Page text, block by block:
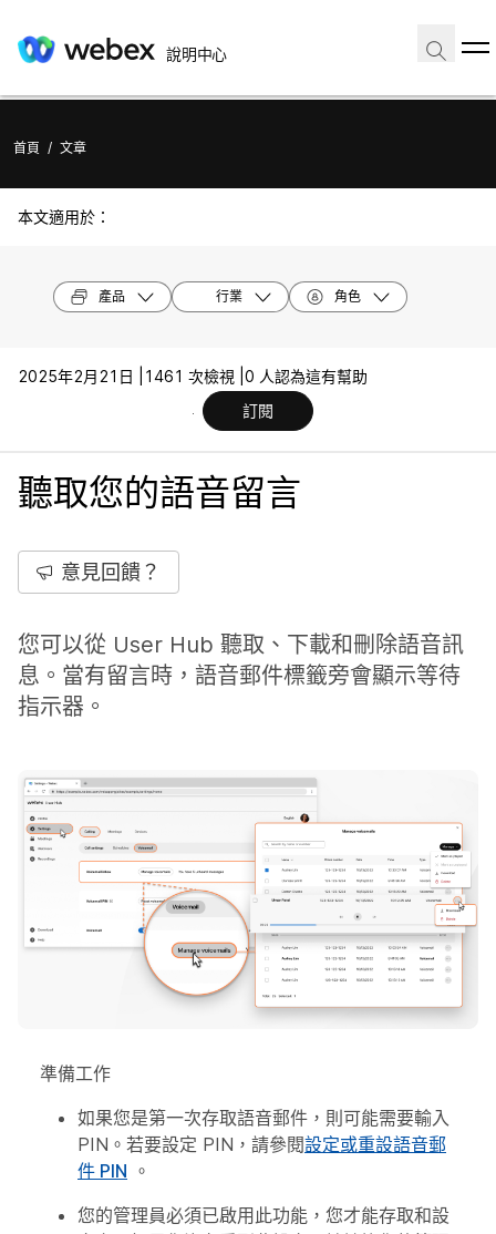
說明中心
首頁 / 文章
本文適用於：
產品 行業 角色
2025年2月21日 | 1461 次檢視 | 0 人認為這有幫助
訂閱
聽取您的語音留言
意見回饋？
您可以從 User Hub 聽取、下載和刪除語音訊
息。當有留言時，語音郵件標籤旁會顯示等待
指示器。
準備工作
如果您是第一次存取語音郵件，則可能需要輸入
PIN。若要設定 PIN，請參閱設定或重設語音郵
件 PIN 。
您的管理員必須已啟用此功能，您才能存取和設